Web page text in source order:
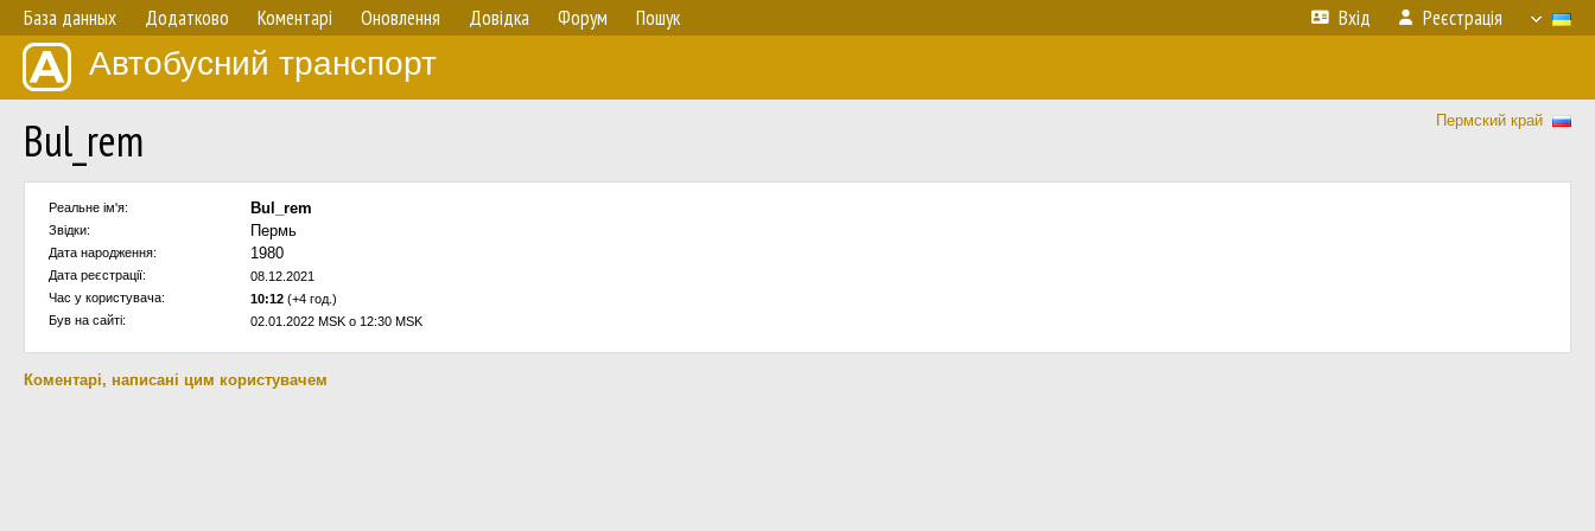
База данных Додатково Коментарі Оновлення Довідка Форум Пошук Вхід Реєстрація
Автобусний транспорт
Пермский край
Bul_rem
Реальне ім'я: Bul_rem
Звідки: Пермь
Дата народження: 1980
Дата реєстрації:
08.12.2021
Час у користувача:
10:12 (+4 год.)
Був на сайті:
02.01.2022 MSK о 12:30 MSK
Коментарі, написані цим користувачем